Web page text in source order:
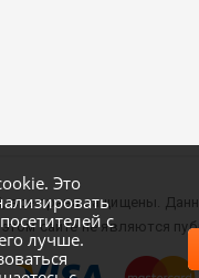
Это
с
лучше.
все права защищены.
сайте не являются